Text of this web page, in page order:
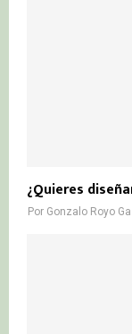
¿Quieres
Por Gonzalo Royo